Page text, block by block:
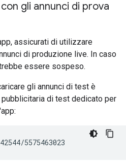
gli annunci di prova
assicurati di utilizzare
di produzione live. In caso
essere sospeso.
gli annunci di test è
di test dedicato per